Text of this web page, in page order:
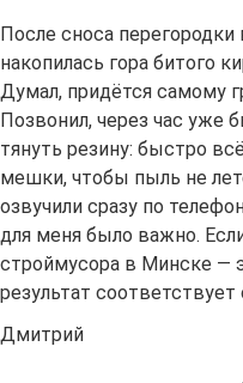
После сноса
накопилась гора битого
Думал, придётся самому
Позвонил, через час уже
тянуть резину: быстро
мешки, чтобы пыль не
озвучили сразу по
для меня было важно.
строймусора в Минске —
результат
Дмитрий